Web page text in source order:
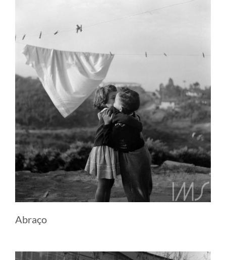
Abraço